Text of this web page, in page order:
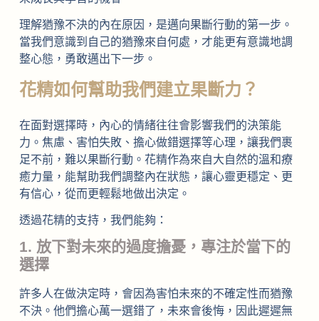
理解猶豫不決的內在原因，是邁向果斷行動的第一步。
當我們意識到自己的猶豫來自何處，才能更有意識地調
整心態，勇敢邁出下一步。
花精如何幫助我們建立果斷力？
在面對選擇時，內心的情緒往往會影響我們的決策能
力。焦慮、害怕失敗、擔心做錯選擇等心理，讓我們裹
足不前，難以果斷行動。花精作為來自大自然的溫和療
癒力量，能幫助我們調整內在狀態，讓心靈更穩定、更
有信心，從而更輕鬆地做出決定。
透過花精的支持，我們能夠：
1. 放下對未來的過度擔憂，專注於當下的
選擇
許多人在做決定時，會因為害怕未來的不確定性而猶豫
不決。他們擔心萬一選錯了，未來會後悔，因此遲遲無